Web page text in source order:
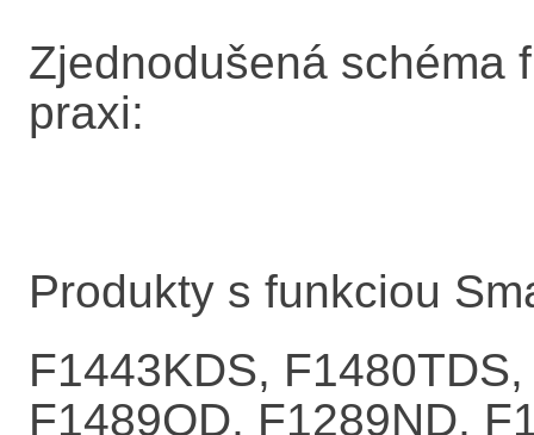
Zjednodušená schéma
praxi:
Produkty s funkciou
F1443KDS,
F1489QD, F1289ND,